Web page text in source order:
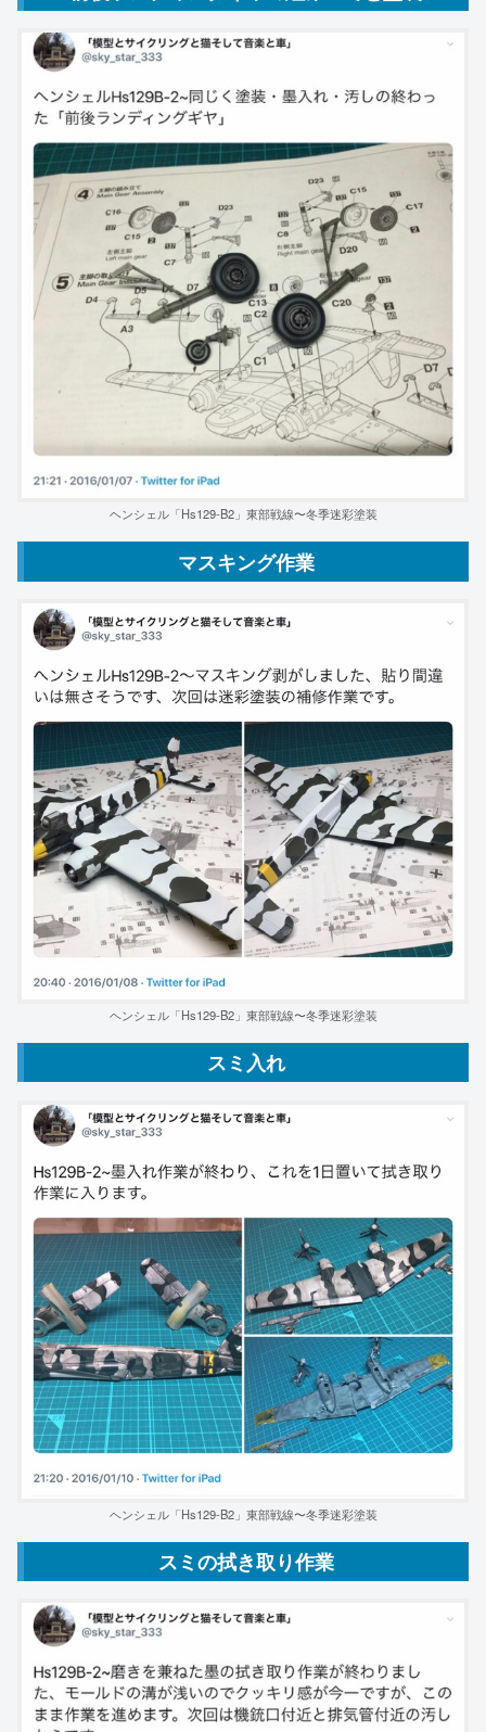
ヘンシェル「Hs129-B2」東部戦線〜冬季迷彩塗装
マスキング作業
ヘンシェル「Hs129-B2」東部戦線〜冬季迷彩塗装
スミ入れ
ヘンシェル「Hs129-B2」東部戦線〜冬季迷彩塗装
スミの拭き取り作業